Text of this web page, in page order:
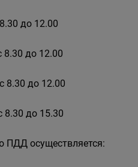
до 12.00
8.30 до 12.00
8.30 до 12.00
8.30 до 15.30
ПДД осуществляется: